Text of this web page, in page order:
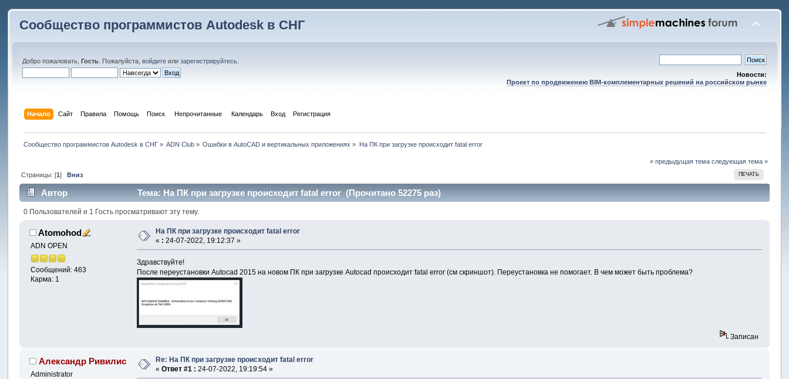
Сообщество программистов Autodesk в СНГ
Добро пожаловать,Гость . Пожалуйста,войдите илизарегистрируйтесь
Новости:
Проект по продвижению BIM-комплементарных решений на российском рынке
Начало Сайт Правила Помощь Поиск Непрочитанные Календарь Вход Регистрация
Сообщество программистов Autodesk в СНГ» ADN Club » Ошибки в AutoCAD и вертикальных приложениях » На ПК при загрузке происходит fatal error
« предыдущая тема следующая тема »
ПЕЧАТЬ
Страницы: [1] Вниз
Автор Тема: На ПК при загрузке происходит fatal error (Прочитано 52275 раз)
0 Пользователей и 1 Гость просматривают эту тему.
Atomohod
ADN OPEN
Сообщений: 463
Карма: 1
На ПК при загрузке происходит fatal error
« : 24-07-2022, 19:12:37 »
Здравствуйте!
После переустановки Autocad 2015 на новом ПК при загрузке Autocad происходит fatal error (см скриншот). Переустановка не помогает. В чем может быть проблема?
Записан
Александр Ривилис
Administrator
Re: На ПК при загрузке происходит fatal error
«Ответ #1 : 24-07-2022, 19:19:54 »